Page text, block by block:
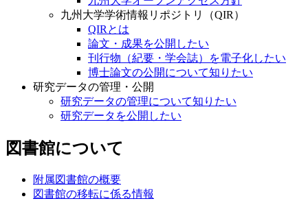
九州大学学術情報リポジトリ（QIR）
QIRとは
論文・成果を公開したい
刊行物（紀要・学会誌）を電子化したい
博士論文の公開について知りたい
研究データの管理・公開
研究データの管理について知りたい
研究データを公開したい
図書館について
附属図書館の概要
図書館の移転に係る情報